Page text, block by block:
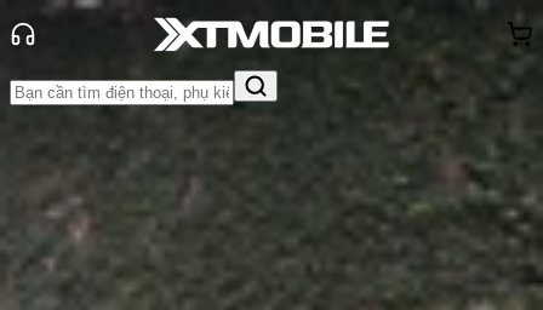
Tin tức
So Sánh
Tin Mới
Đánh Giá - Trên Tay So Sánh Tư vấn
Khuyến
mãiThủ thuật Hỏi đáp App - Game Thông báo
Khách
hàng - Sự kiện